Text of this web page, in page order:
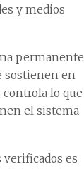
y medios
permanente
sostienen en
lo que
el sistema
es